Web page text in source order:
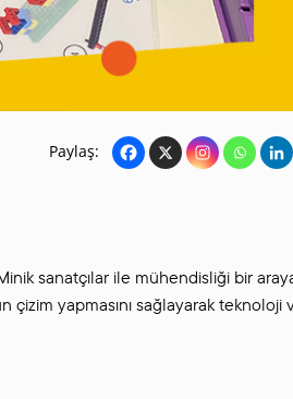
KÜLTÜREL
DESTEK
Paylaş:
sanatçılar ile mühendisliği bir
çizim yapmasını sağlayarak teknoloji